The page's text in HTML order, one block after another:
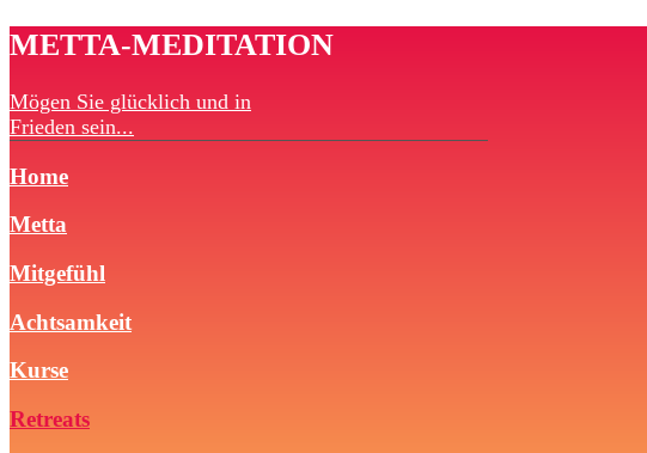
METTA-MEDITATION
Mögen Sie glücklich und in
Frieden sein...
Home
Metta
Mitgefühl
Achtsamkeit
Kurse
Retreats